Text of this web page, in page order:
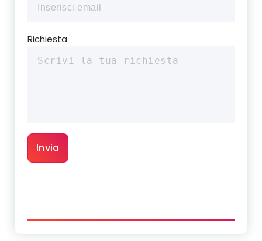
Richiesta